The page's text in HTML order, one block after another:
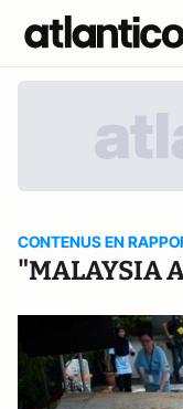
CONTENUS EN
"MALAYSIA